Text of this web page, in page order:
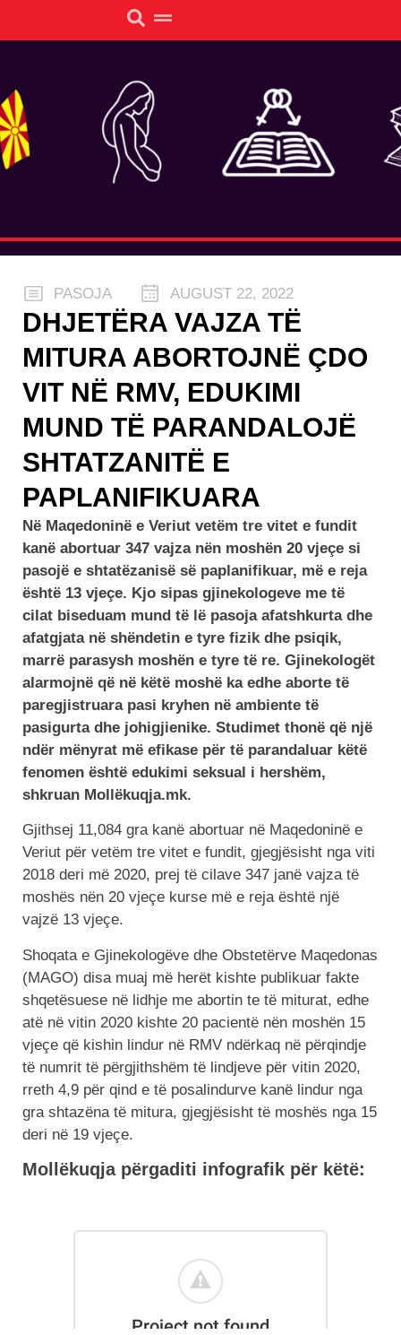
PASOJA AUGUST 22, 2022
DHJETËRA VAJZA TË
MITURA ABORTOJNË ÇDO
VIT NË RMV, EDUKIMI
MUND TË PARANDALOJË
SHTATZANITË E
PAPLANIFIKUARA
Në Maqedoninë e Veriut vetëm tre vitet e fundit
kanë abortuar 347 vajza nën moshën 20 vjeçe si
pasojë e shtatëzanisë së paplanifikuar, më e reja
është 13 vjeçe. Kjo sipas gjinekologeve me të
cilat biseduam mund të lë pasoja afatshkurta dhe
afatgjata në shëndetin e tyre fizik dhe psiqik,
marrë parasysh moshën e tyre të re. Gjinekologët
alarmojnë që në këtë moshë ka edhe aborte të
paregjistruara pasi kryhen në ambiente të
pasigurta dhe johigjienike. Studimet thonë që një
ndër mënyrat më efikase për të parandaluar këtë
fenomen është edukimi seksual i hershëm,
shkruan Mollëkuqja.mk.
Gjithsej 11,084 gra kanë abortuar në Maqedoninë e
Veriut për vetëm tre vitet e fundit, gjegjësisht nga viti
2018 deri më 2020, prej të cilave 347 janë vajza të
moshës nën 20 vjeçe kurse më e reja është një
vajzë 13 vjeçe.
Shoqata e Gjinekologëve dhe Obstetërve Maqedonas
(MAGO) disa muaj më herët kishte publikuar fakte
shqetësuese në lidhje me abortin te të miturat, edhe
atë në vitin 2020 kishte 20 pacientë nën moshën 15
vjeçe që kishin lindur në RMV ndërkaq në përqindje
të numrit të përgjithshëm të lindjeve për vitin 2020,
rreth 4,9 për qind e të posalindurve kanë lindur nga
gra shtazëna të mitura, gjegjësisht të moshës nga 15
deri në 19 vjeçe.
Mollëkuqja përgaditi infografik për këtë: